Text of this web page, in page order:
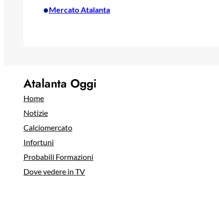
•Mercato Atalanta
Atalanta Oggi
Home
Notizie
Calciomercato
Infortuni
Probabili Formazioni
Dove vedere in TV